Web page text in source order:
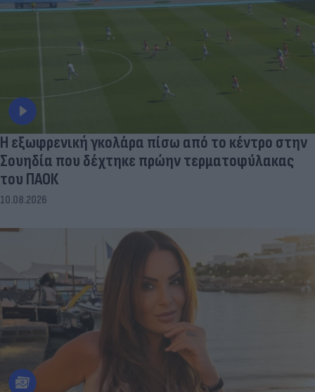
Η εξωφρενική γκολάρα πίσω από το κέντρο στην
Σουηδία που δέχτηκε πρώην τερματοφύλακας
του ΠΑΟΚ
10.08.2026